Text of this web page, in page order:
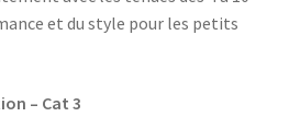
et du style pour les petits
– Cat 3